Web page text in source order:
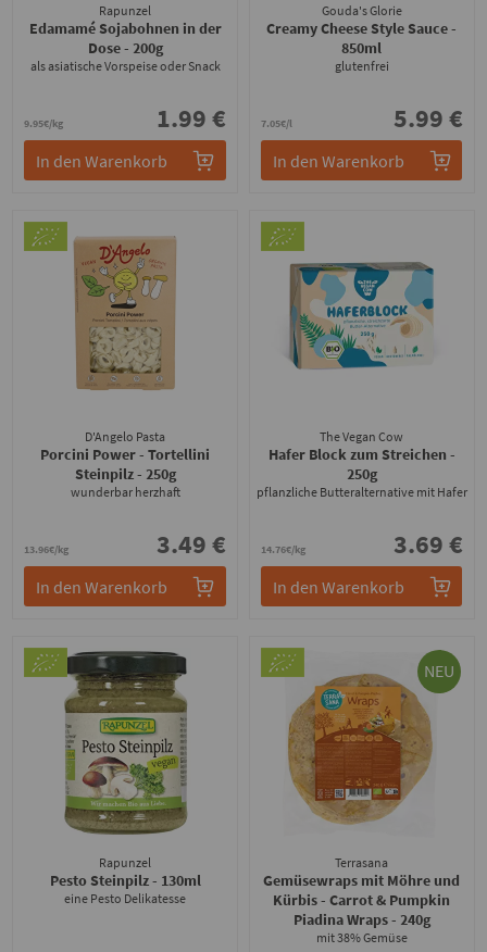
Rapunzel
Edamamé Sojabohnen in der
Dose- 200g
als asiatische Vorspeise oder Snack
9.95€/kg 1.99 €
In den Warenkorb
Gouda's Glorie
Creamy Cheese Style Sauce-
850ml
glutenfrei
7.05€/l 5.99 €
In den Warenkorb
D'Angelo Pasta
Porcini Power - Tortellini
Steinpilz- 250g
wunderbar herzhaft
13.96€/kg 3.49 €
In den Warenkorb
The Vegan Cow
Hafer Block zum Streichen -
250g
pflanzliche Butteralternative mit Hafer
14.76€/kg 3.69 €
In den Warenkorb
Rapunzel
Pesto Steinpilz- 130ml
eine Pesto Delikatesse
NEU
Terrasana
Gemüsewraps mit Möhre und
Kürbis - Carrot & Pumpkin
Piadina Wraps- 240g
mit 38% Gemüse